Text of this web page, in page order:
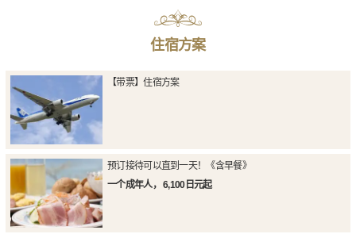
住宿方案
【带票】住宿方案
预订接待可以直到一天！《含早餐》
一个成年人， 6,100日元起